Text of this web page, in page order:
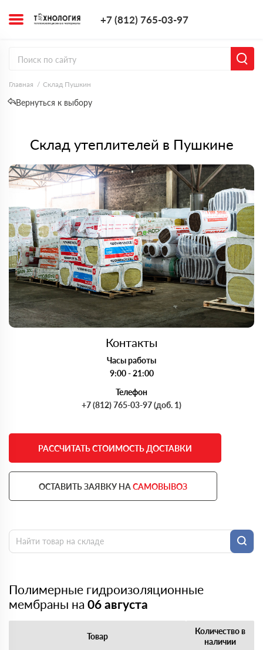
+7 (812) 765-03-97
Главная Склад Пушкин
Вернуться к выбору
Склад утеплителей в Пушкине
Контакты
Часы работы
9:00 - 21:00
Телефон
+7 (812) 765-03-97 (доб. 1)
РАССЧИТАТЬ СТОИМОСТЬ ДОСТАВКИ
ОСТАВИТЬ ЗАЯВКУ НАСАМОВЫВОЗ
Полимерные гидроизоляционные
мембраны на 06 августа
Товар
Количество в
наличии